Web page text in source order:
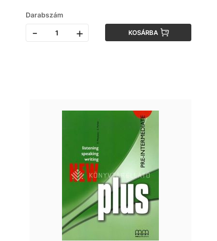
Darabszám
- + KOSÁRBA